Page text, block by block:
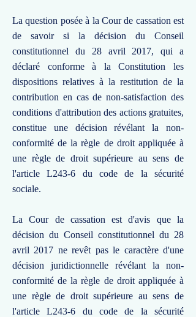
La question posée à la Cour de cassation est
de savoir si la décision du Conseil
constitutionnel du 28 avril 2017, qui a
déclaré conforme à la Constitution les
dispositions relatives à la restitution de la
contribution en cas de non-satisfaction des
conditions d'attribution des actions gratuites,
constitue une décision révélant la non-
conformité de la règle de droit appliquée à
une règle de droit supérieure au sens de
l'article L243-6 du code de la sécurité
sociale.
La Cour de cassation est d'avis que la
décision du Conseil constitutionnel du 28
avril 2017 ne revêt pas le caractère d'une
décision juridictionnelle révélant la non-
conformité de la règle de droit appliquée à
une règle de droit supérieure au sens de
l'article L243-6 du code de la sécurité